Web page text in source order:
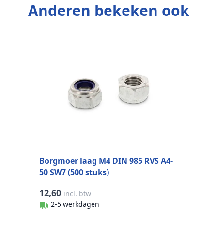
Anderen bekeken ook
Borgmoer laag M4 DIN 985 RVS A4-
50 SW7 (500 stuks)
12,60 incl. btw
2-5 werkdagen